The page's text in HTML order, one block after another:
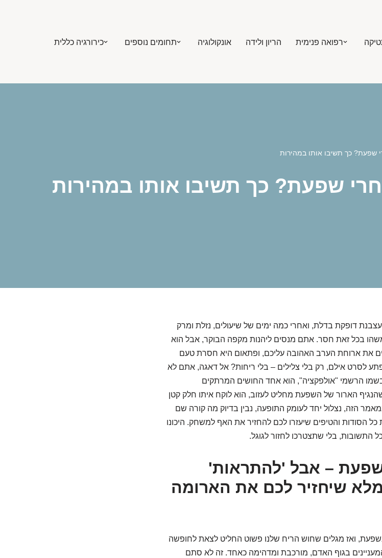
רפואה פנימית הריון ולידה אונקולוגיה תחומים נוספים כירורגיה כללית
שפעת? כך תשיבו אותו במהירות
שפעת? כך תשיבו אותו במהירות
דופקת בדלת, ואחרי כמה ימים של שיעולים, נזלת ומרק
בכל זאת חסר. אתם מנסים ליהנות מקפה הבוקר, אבל הוא
את ארוחת הערב האהובה עליכם, ופתאום היא חסרת טעם
לסרט אילם, רק בלי צלילים – בלי ריחות? אל דאגה, אתם לא
הרשמי "אולפקציה", הוא אחד החושים המרתקים
הארור של השפעת מחליט לעזוב, הוא לוקח איתו חלק קטן
הזה, נצלול יחד לעומק התופעה, נבין בדיוק מה קורה שם
הסודות והטיפים שיעזרו לכם להחזיר את האף למשחק. היכונו
התשובות, בלי שתצטרכו לחזור לגוגל.
– אבל 'להתראות'
שיחזיר לכם את הארומה
ואז מגלים שחוש הריח שלנו פשוט החליט לצאת לחופשה
בגוף האדם, מורכבת ומדהימה כאחד. זה לא סתם